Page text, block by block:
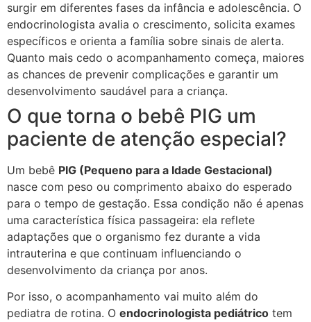
surgir em diferentes fases da infância e adolescência. O
endocrinologista avalia o crescimento, solicita exames
específicos e orienta a família sobre sinais de alerta.
Quanto mais cedo o acompanhamento começa, maiores
as chances de prevenir complicações e garantir um
desenvolvimento saudável para a criança.
O que torna o bebê PIG um
paciente de atenção especial?
Um bebê PIG (Pequeno para a Idade Gestacional)
nasce com peso ou comprimento abaixo do esperado
para o tempo de gestação. Essa condição não é apenas
uma característica física passageira: ela reflete
adaptações que o organismo fez durante a vida
intrauterina e que continuam influenciando o
desenvolvimento da criança por anos.
Por isso, o acompanhamento vai muito além do
pediatra de rotina. O endocrinologista pediátrico tem